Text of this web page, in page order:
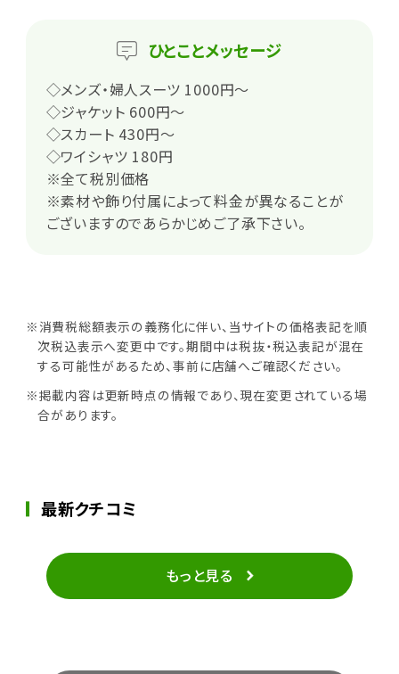
ひとことメッセージ
◇メンズ・婦人スーツ 1000円～
◇ジャケット 600円～
◇スカート 430円～
◇ワイシャツ 180円
※全て税別価格
※素材や飾り付属によって料金が異なることが
ございますのであらかじめご了承下さい。
※消費税総額表示の義務化に伴い、当サイトの価格表記を順
次税込表示へ変更中です。期間中は税抜・税込表記が混在
する可能性があるため、事前に店舗へご確認ください。
※掲載内容は更新時点の情報であり、現在変更されている場
合があります。
最新クチコミ
もっと見る